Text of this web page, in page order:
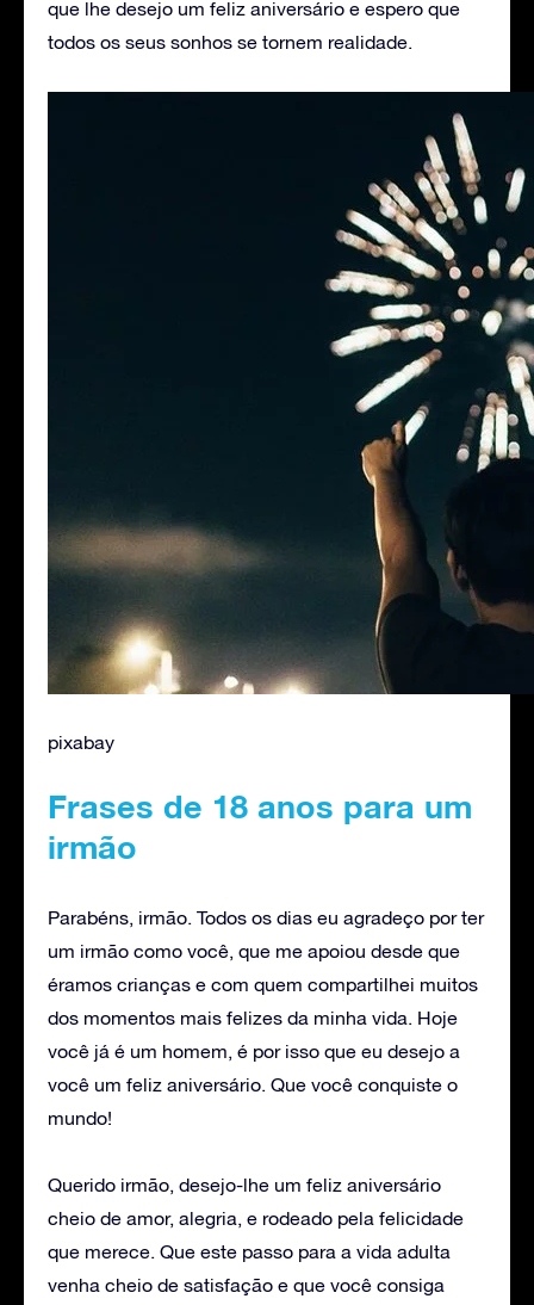
que lhe desejo um feliz aniversário e espero que
todos os seus sonhos se tornem realidade.
pixabay
Frases de 18 anos para um
irmão
Parabéns, irmão. Todos os dias eu agradeço por ter
um irmão como você, que me apoiou desde que
éramos crianças e com quem compartilhei muitos
dos momentos mais felizes da minha vida. Hoje
você já é um homem, é por isso que eu desejo a
você um feliz aniversário. Que você conquiste o
mundo!
Querido irmão, desejo-lhe um feliz aniversário
cheio de amor, alegria, e rodeado pela felicidade
que merece. Que este passo para a vida adulta
venha cheio de satisfação e que você consiga